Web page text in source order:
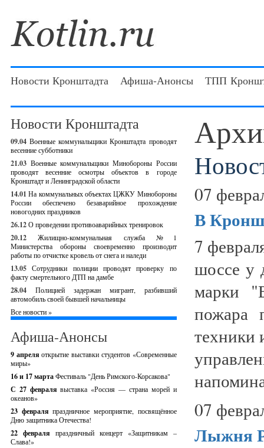
Новости Кронштадта Афиша-Анонсы ТПП
Новости Кронштадта
09.04 Военные коммунальщики Кронштадта проводят
весенние субботники
21.03 Военные коммунальщики Минобороны России
проводят весенние осмотры объектов в городе
Кронштадт и Ленинградской области
14.01 На коммунальных объектах ЦЖКУ Минобороны
России обеспечено безаварийное прохождение
новогодних праздников
26.12О проведении противоаварийных тренировок
20.12
Жилищно-коммунальная служба №1
Министерства обороны своевременно производит
работы по отчистке кровель от снега и наледи
13.05 Сотрудники полиции проводят проверку по
факту смертельного ДТП на дамбе
28.04
Полицией задержан мигрант, разбивший
автомобиль своей бывшей начальницы
Все новости »
Афиша-Анонсы
9 апреляоткрытие выставки студентов «Современные
миры»
16 и 17 мартаФестиваль "День Римского-Корсакова"
С 27 февралявыставка «Россия — страна морей и
океанов»
23 февраляпраздничное мероприятие, посвящённое
Дню защитника Отечества!
22 февраля праздничный концерт «Защитникам –
Слава!»
07
В
7
шоссе у
марки
пожара
техники
07
Лыжня